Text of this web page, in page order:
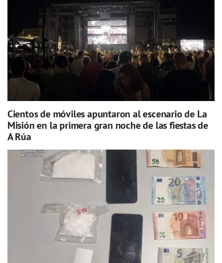
Cientos de móviles apuntaron al escenario de La
Misión en la primera gran noche de las fiestas de
A Rúa